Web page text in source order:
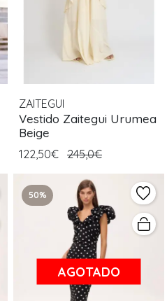
ZAITEGUI
Vestido Zaitegui Urumea
Beige
122,50€ 245,0€
50%
AGOTADO